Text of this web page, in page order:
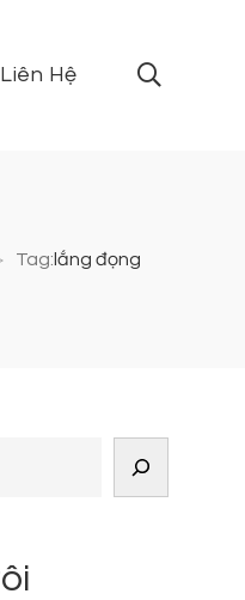
Liên Hệ
Tag: lắng đọng